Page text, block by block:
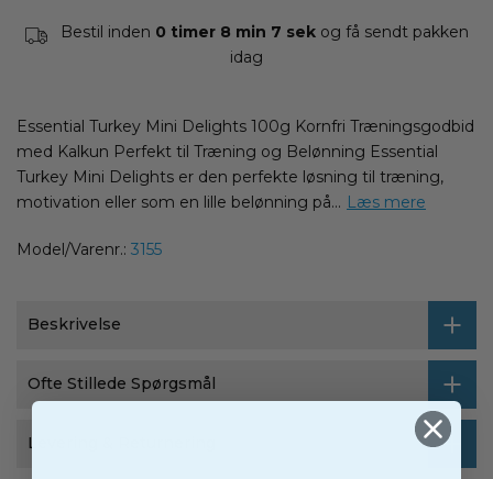
Bestil inden 0 timer 8 min 6 sek og få sendt pakken
idag
Essential Turkey Mini Delights 100g Kornfri Træningsgodbid
med Kalkun Perfekt til Træning og Belønning Essential
Turkey Mini Delights er den perfekte løsning til træning,
motivation eller som en lille belønning på... Læs mere
Model/Varenr.: 3155
Beskrivelse
Ofte Stillede Spørgsmål
Levering & Returnering